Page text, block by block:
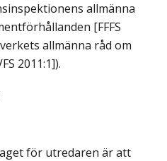
allmänna
[FFFS
allmänna råd om
2011:1]).
för utredaren är att